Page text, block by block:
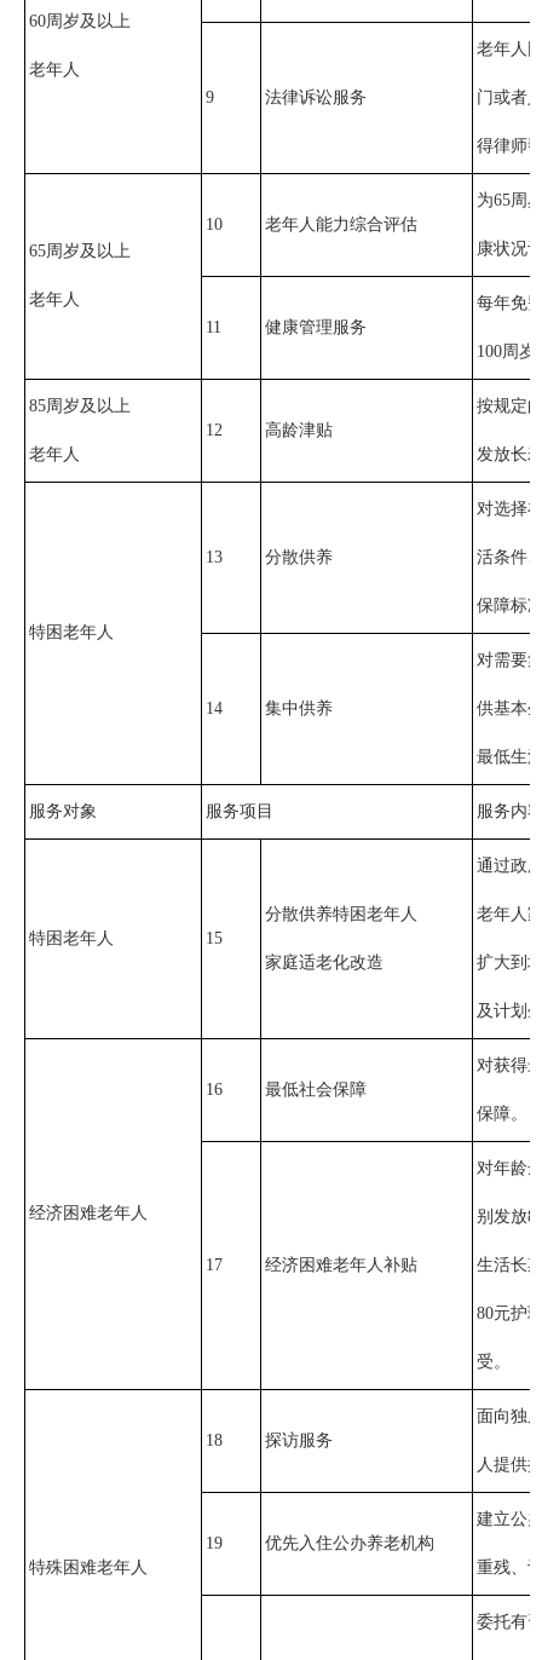
60周岁及以上
老年人
9
法律诉讼服务
老年人
门或者
得律师
65周岁及以上
老年人
10 老年人能力综合评估
为65周
康状况
11 健康管理服务
每年免
100周
85周岁及以上
老年人
12 高龄津贴
按规定
发放长
特困老年人
13 分散供养
对选择
活条件
保障标
14 集中供养
对需要
供基本
最低生
服务对象 服务项目 服务内
特困老年人 15
分散供养特困老年人
家庭适老化改造
通过政
老年人
扩大到
及计划
经济困难老年人
16 最低社会保障
对获得
保障。
17 经济困难老年人补贴
对年龄
别发放
生活长
80元护
受。
特殊困难老年人
18 探访服务
面向独
人提供
19 优先入住公办养老机构
建立公
重残、
委托有